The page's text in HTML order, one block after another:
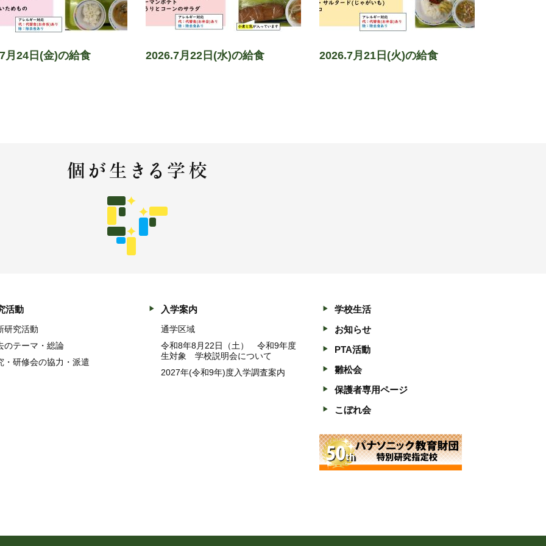
月24日(金)の給食 2026.7月22日(水)の給食 2026.7月21日(火)の給食
活動
研究活動
のテーマ・総論
・研修会の協力・派遣
入学案内
通学区域
令和8年8月22日（土） 令和9年度
生対象 学校説明会について
2027年(令和9年)度入学調査案内
学校生活
お知らせ
PTA活動
雛松会
保護者専用ページ
こぼれ会